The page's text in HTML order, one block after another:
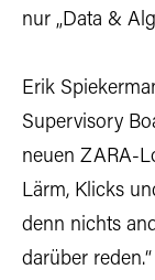
nur „Data &
Erik
Supervisory
neuen ZARA-
Lärm, Klicks
denn nichts
darüber reden.“